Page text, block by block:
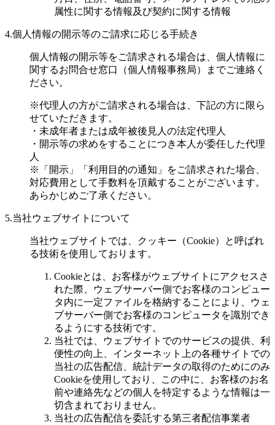
属性に関する情報及び契約に関する情報
4.個人情報の開示等のご請求に応じる手続き
個人情報の開示等をご請求される場合は、個人情報に
関するお問合せ窓口（個人情報事務局）までご連絡く
ださい。
※代理人の方がご請求される場合は、下記の方に限ら
せていただきます。
・未成年者または成年被後見人の法定代理人
・開示等の求めをすることにつき本人が委任した代理
人
※「開示」「利用目的の通知」をご請求された場合、
対応費用として手数料を頂戴することがございます。
あらかじめご了承ください。
5.当社ウェブサイトについて
当社ウェブサイトでは、クッキー（Cookie）と呼ばれ
る技術を使用しております。
Cookieとは、お客様がウェブサイトにアクセスさ
れた際、ウェブサーバー側でお客様のコンピュー
タ内に一定ファイルを格納することにより、ウェ
ブサーバー側でお客様のコンピュータを識別でき
るようにする技術です。
当社では、ウェブサイトでのサービスの提供、利
便性の向上、インターネット上の各種サイトでの
当社の広告配信、統計データの取得のためにのみ
Cookieを使用しており、この中に、お客様のお名
前や連絡先などの個人を特定するような情報は一
切含まれておりません。
当社の広告配信を委託する第三者配信事業者